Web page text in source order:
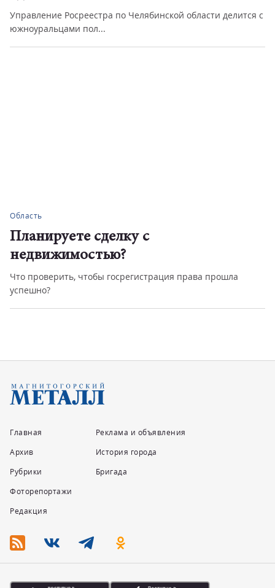
Управление Росреестра по Челябинской области делится с
южноуральцами пол...
Область
Планируете сделку с
недвижимостью?
Что проверить, чтобы госрегистрация права прошла
успешно?
Главная
Архив
Рубрики
Фоторепортажи
Редакция
Реклама и объявления
История города
Бригада